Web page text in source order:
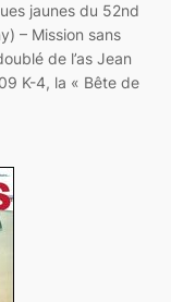
jaunes du 52nd
– Mission sans
de l’as Jean
K-4, la « Bête de